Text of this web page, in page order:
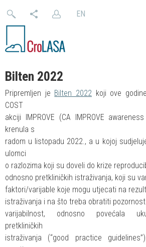
EN
Bilten 2022
Pripremljen je Bilten 2022 koji ove
COST
akciji IMPROVE (CA IMPROVE
krenula s
radom u listopadu 2022., a u kojoj
ulomci
o razlozima koji su doveli do krize
odnosno pretkliničkih istraživanja, koji su
faktori/varijable koje mogu utjecati na
istraživanja i na što treba obratiti
varijabilnost, odnosno povećala
pretkliničkih
istraživanja (“good practice